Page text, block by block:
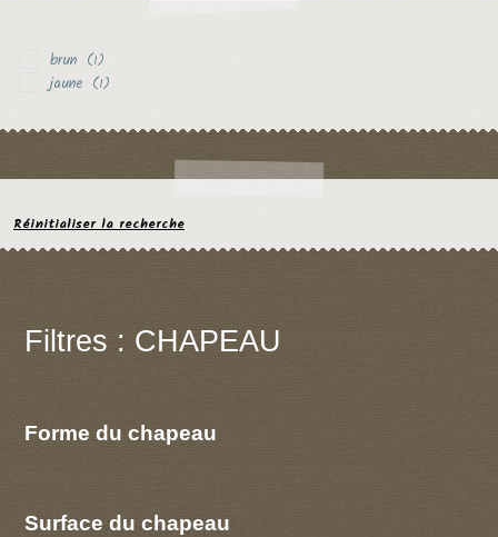
brun (1)
jaune (1)
Réinitialiser la recherche
Filtres : CHAPEAU
Forme du chapeau
Surface du chapeau